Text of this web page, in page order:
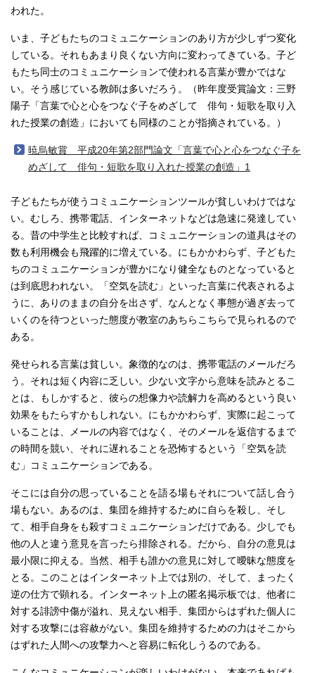
われた。
いま、子どもたちのコミュニケーションのあり方が少しずつ変化
している。それもあまり良くない方向に変わってきている。子ど
もたち同士のコミュニケーションで使われる言葉が豊かではな
い。そう感じている教師は多いだろう。（昨年度受賞論文：三野
陽子「言葉で心と心をつなぐ子をめざして 俳句・短歌を取り入
れた授業の創造」においても同様のことが指摘されている。）
暁烏敏賞 平成20年第2部門論文「言葉で心と心をつなぐ子を
めざして 俳句・短歌を取り入れた授業の創造」1
子どもたちが使うコミュニケーションツールが貧しいわけではな
い。むしろ、携帯電話、インターネットなどは急速に発達してい
る。昔の中学生と比較すれば、コミュニケーションの道具はその
数も利用機会も飛躍的に増えている。にもかかわらず、子どもた
ちのコミュニケーションが豊かになり健全なものとなっていると
は到底思われない。「空気を読む」といった言葉に代表されるよ
うに、ありのままの自分を出さず、なんとなく事態が過ぎ去って
いくのを待つといった態度が教室のあちらこちらで見られるので
ある。
発せられる言葉は貧しい。象徴的なのは、携帯電話のメールだろ
う。それは短く内容に乏しい。少ない文字から意味を読みとるこ
とは、もしかすると、彼らの想像力や読解力を高めるという良い
効果をもたらすかもしれない。にもかかわらず、実際に起こって
いることは、メールの内容ではなく、そのメールを返信するまで
の時間を競い、それに遅れることを恐怖するという「空気を読
む」コミュニケーションである。
そこには自分の思っていることを語る場もそれについて話し合う
場もない。あるのは、集団を維持するために自らを殺し、そし
て、相手自身をも殺すコミュニケーションだけである。少しでも
他の人と違う意見を言ったら排除される。だから、自分の意見は
最小限に抑える。当然、相手も誰かの意見に対して曖昧な態度を
とる。このことはインターネット上では別の、そして、まったく
逆の仕方で顕れる。インターネット上の匿名掲示板では、他者に
対する誹謗中傷が溢れ、見えない相手、集団からはずれた個人に
対する攻撃には容赦がない。集団を維持するための力はそこから
はずれた人間への攻撃力へと容易に転化しうるのである。